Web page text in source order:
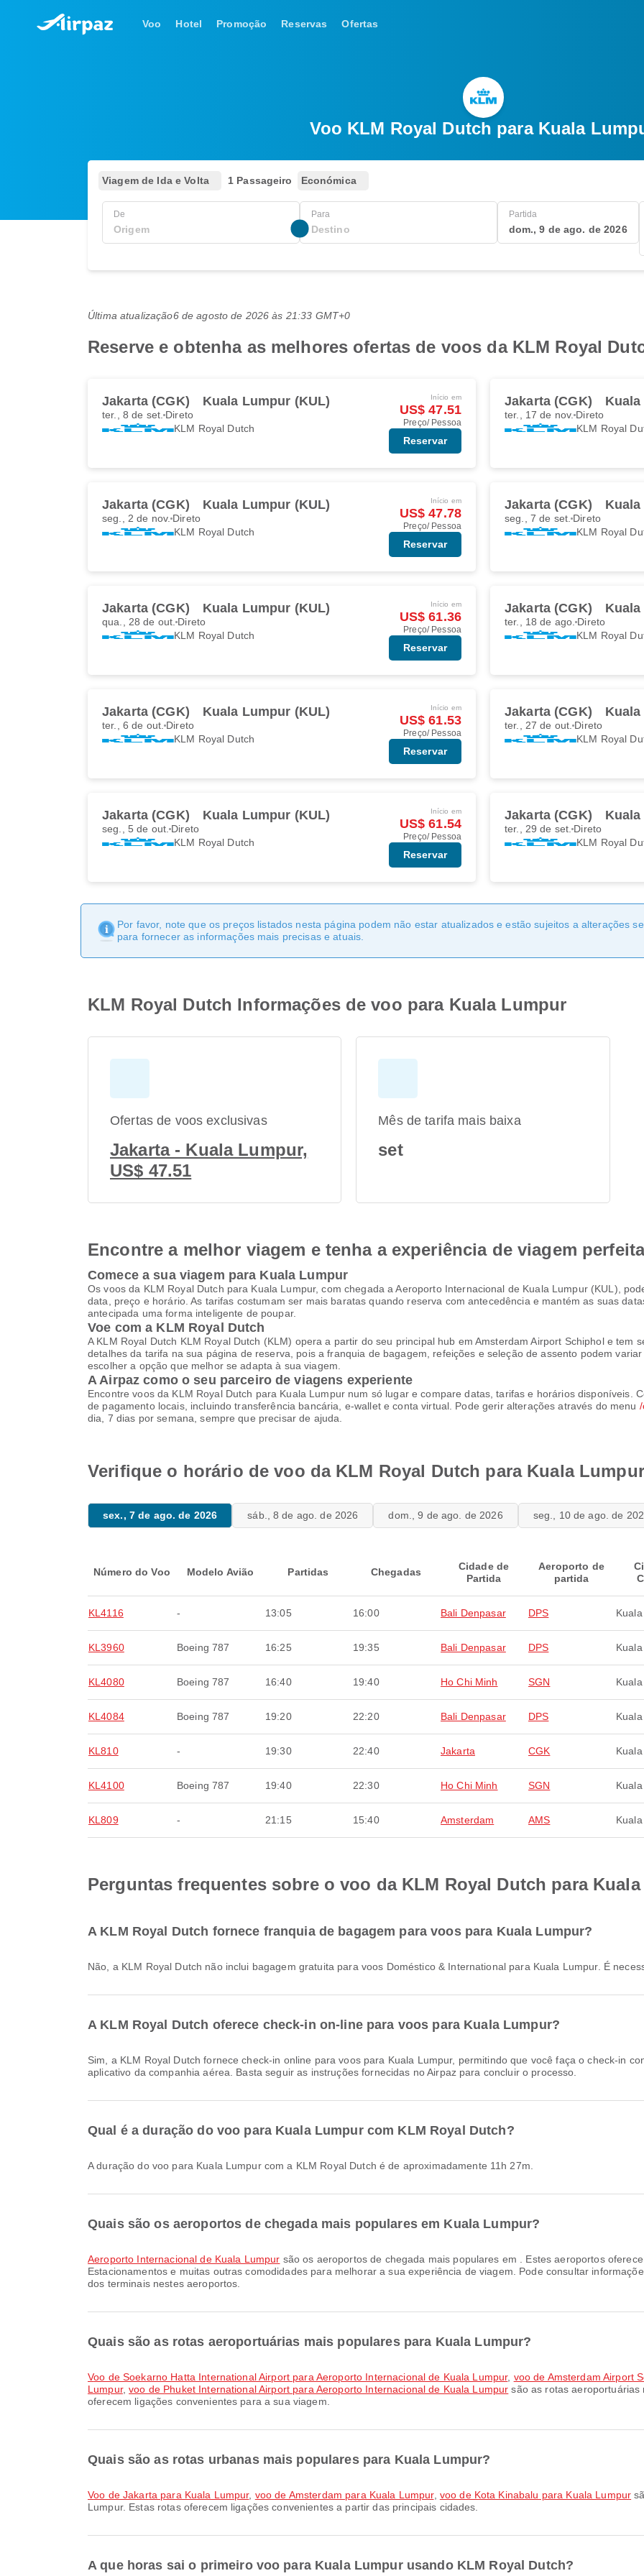
Voo Hotel Promoção Reservas Ofertas
Voo KLM Royal Dutch para Kuala
Viagem de Ida e Volta 1 Passageiro Económica
De Para Partida
dom., 9 de ago. de 2026
Última atualização6 de agosto de 2026 às 21:33 GMT+0
Reserve e obtenha as melhores ofertas de voos da KLM Royal
Jakarta (CGK) Kuala Lumpur (KUL)
ter., 8 de set. Direto
KLM Royal Dutch
Início em
US$ 47.51
Preço/ Pessoa
Reservar
Jakarta (CGK)
ter., 17 de nov. Direto
KLM Royal
Jakarta (CGK) Kuala Lumpur (KUL)
seg., 2 de nov. Direto
KLM Royal Dutch
Início em
US$ 47.78
Preço/ Pessoa
Reservar
Jakarta (CGK)
seg., 7 de set. Direto
KLM Royal
Jakarta (CGK) Kuala Lumpur (KUL)
qua., 28 de out. Direto
KLM Royal Dutch
Início em
US$ 61.36
Preço/ Pessoa
Reservar
Jakarta (CGK)
ter., 18 de ago. Direto
KLM Royal
Jakarta (CGK) Kuala Lumpur (KUL)
ter., 6 de out. Direto
KLM Royal Dutch
Início em
US$ 61.53
Preço/ Pessoa
Reservar
Jakarta (CGK)
ter., 27 de out. Direto
KLM Royal
Jakarta (CGK) Kuala Lumpur (KUL)
seg., 5 de out. Direto
KLM Royal Dutch
Início em
US$ 61.54
Preço/ Pessoa
Reservar
Jakarta (CGK)
ter., 29 de set. Direto
KLM Royal
Por favor, note que os preços listados nesta página podem não estar atualizados e estão sujeitos a alterações
para fornecer as informações mais precisas e atuais.
KLM Royal Dutch Informações de voo para Kuala Lumpur
Ofertas de voos exclusivas
Jakarta - Kuala Lumpur,
US$ 47.51
Mês de tarifa mais baixa
set
Encontre a melhor viagem e tenha a experiência de viagem
Comece a sua viagem para Kuala Lumpur
Os voos da KLM Royal Dutch para Kuala Lumpur, com chegada a Aeroporto Internacional de Kuala Lumpur (KUL),
data, preço e horário. As tarifas costumam ser mais baratas quando reserva com antecedência e mantém as suas
antecipada uma forma inteligente de poupar.
Voe com a KLM Royal Dutch
A KLM Royal Dutch KLM Royal Dutch (KLM) opera a partir do seu principal hub em Amsterdam Airport Schiphol e tem
detalhes da tarifa na sua página de reserva, pois a franquia de bagagem, refeições e seleção de assento podem
escolher a opção que melhor se adapta à sua viagem.
A Airpaz como o seu parceiro de viagens experiente
Encontre voos da KLM Royal Dutch para Kuala Lumpur num só lugar e compare datas, tarifas e horários disponíveis.
de pagamento locais, incluindo transferência bancária, e-wallet e conta virtual. Pode gerir alterações através do menu
dia, 7 dias por semana, sempre que precisar de ajuda.
Verifique o horário de voo da KLM Royal Dutch para Kuala Lumpur
sex., 7 de ago. de 2026 sáb., 8 de ago. de 2026 dom., 9 de ago. de 2026 seg., 10 de ago. de
Número do Voo Modelo Avião Partidas Chegadas
Cidade de
Partida
Aeroporto de
partida
KL4116 - 13:05 16:00 Bali Denpasar DPS
KL3960 Boeing 787 16:25 19:35 Bali Denpasar DPS
KL4080 Boeing 787 16:40 19:40 Ho Chi Minh SGN
KL4084 Boeing 787 19:20 22:20 Bali Denpasar DPS
KL810 - 19:30 22:40 Jakarta CGK
KL4100 Boeing 787 19:40 22:30 Ho Chi Minh SGN
KL809 - 21:15 15:40 Amsterdam AMS
Perguntas frequentes sobre o voo da KLM Royal Dutch para
A KLM Royal Dutch fornece franquia de bagagem para voos para Kuala Lumpur?
Não, a KLM Royal Dutch não inclui bagagem gratuita para voos Doméstico & International para Kuala Lumpur. É
A KLM Royal Dutch oferece check-in on-line para voos para Kuala Lumpur?
Sim, a KLM Royal Dutch fornece check-in online para voos para Kuala Lumpur, permitindo que você faça o check-in convenientemente para o seu voo através do site ou
aplicativo da companhia aérea. Basta seguir as instruções fornecidas no Airpaz para concluir o processo.
Qual é a duração do voo para Kuala Lumpur com KLM Royal Dutch?
A duração do voo para Kuala Lumpur com a KLM Royal Dutch é de aproximadamente 11h 27m.
Quais são os aeroportos de chegada mais populares em Kuala Lumpur?
Aeroporto Internacional de Kuala Lumpur são os aeroportos de chegada mais populares em . Estes aeroportos
Estacionamentos e muitas outras comodidades para melhorar a sua experiência de viagem. Pode consultar
dos terminais nestes aeroportos.
Quais são as rotas aeroportuárias mais populares para Kuala Lumpur?
voo de Soekarno Hatta International Airport para Aeroporto Internacional de Kuala Lumpur, voo de Amsterdam Airport
Lumpur,voo de Phuket International Airport para Aeroporto Internacional de Kuala Lumpur são as rotas aeroportuárias
oferecem ligações convenientes para a sua viagem.
Quais são as rotas urbanas mais populares para Kuala Lumpur?
voo de Jakarta para Kuala Lumpur, voo de Amsterdam para Kuala Lumpur, voo de Kota Kinabalu para Kuala Lumpur
Lumpur. Estas rotas oferecem ligações convenientes a partir das principais cidades.
A que horas sai o primeiro voo para Kuala Lumpur usando KLM Royal Dutch?